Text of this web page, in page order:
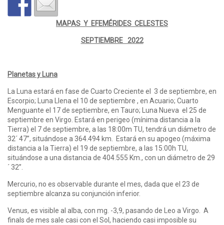
MAPAS Y EFEMÉRIDES CELESTES
SEPTIEMBRE 2022
Planetas y Luna
La Luna estará en fase de Cuarto Creciente el 3 de septiembre, en
Escorpio; Luna Llena el 10 de septiembre , en Acuario; Cuarto
Menguante el 17 de septiembre, en Tauro; Luna Nueva el 25 de
septiembre en Virgo. Estará en perigeo (mínima distancia a la
Tierra) el 7 de septiembre, a las 18:00m TU, tendrá un diámetro de
32´ 47”, situándose a 364.494 km. Estará en su apogeo (máxima
distancia a la Tierra) el 19 de septiembre, a las 15:00h TU,
situándose a una distancia de 404.555 Km., con un diámetro de 29
´ 32”.
Mercurio, no es observable durante el mes, dada que el 23 de
septiembre alcanza su conjunción inferior.
Venus, es visible al alba, con mg. -3,9, pasando de Leo a Virgo. A
finals de mes sale casi con el Sol, haciendo casi imposible su